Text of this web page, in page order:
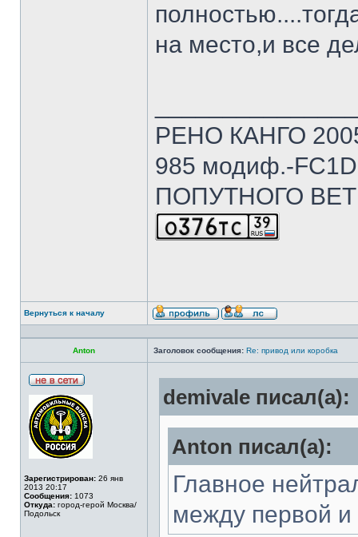
на место,и все
РЕНО КАНГО
985 модиф.-
ПОПУТНОГО
Вернуться к началу
Anton Заголовок сообщения: Re: привод или коробка
Зарегистрирован: 26 янв
2013 20:17
Сообщения: 1073
Откуда: город-герой Москва/
Подольск
demivale писал(а):
Anton писал(а):
Главное
между первой и